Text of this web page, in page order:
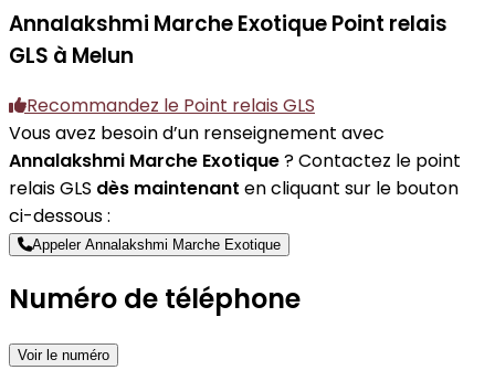
Annalakshmi Marche ExotiquePoint relais
GLS à Melun
Recommandez le Point relais GLS
Vous avez besoin d’un renseignement avec
Annalakshmi Marche Exotique? Contactez le point
relais GLS dès maintenant en cliquant sur le bouton
ci-dessous :
Appeler Annalakshmi Marche Exotique
Numéro de téléphone
Voir le numéro